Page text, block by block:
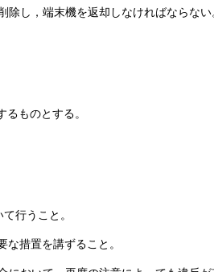
し，端末機を返却しなければならない
ものとする。
行うこと。
措置を講ずること。